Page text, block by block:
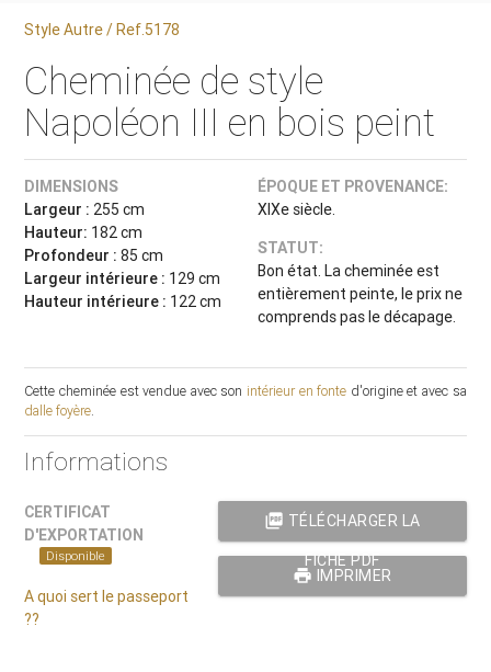
Style Autre / Ref.5178
Cheminée de style
Napoléon III en bois peint
DIMENSIONS
Largeur : 255 cm
Hauteur: 182 cm
Profondeur : 85 cm
Largeur intérieure : 129 cm
Hauteur intérieure : 122 cm
ÉPOQUE ET PROVENANCE:
XIXe siècle.
STATUT:
Bon état. La cheminée est
entièrement peinte, le prix ne
comprends pas le décapage.
Cette cheminée est vendue avec son intérieur en fonte d'origine et avec sa
dalle foyère.
Informations
CERTIFICAT
D'EXPORTATION
Disponible
A quoi sert le passeport
??
picture_as_pdf TÉLÉCHARGER LA
FICHE PDF
print IMPRIMER